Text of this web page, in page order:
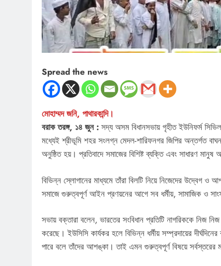
Spread the news
মোহাম্মদ জনি, পাথারকান্দি।
বরাক তরঙ্গ, ১৪ জুন : সদ্য অসম বিধানসভায় গৃহীত ইউনিফর্ম
মধ্যেই শ্রীভূমি শহর সংলগ্ন মেদল-শারিফনগর জিপির অন্তর্গত
অনুষ্ঠিত হয়। প্রতিবাদে সমাজের বিশিষ্ট ব্যক্তি এবং সাধারণ
বিভিন্ন স্লোগানের মাধ্যমে তাঁরা বিলটি নিয়ে নিজেদের উদ্বেগ
সমাজে গুরুত্বপূর্ণ আইন প্রণয়নের আগে সব ধর্মীয়, সামাজিক ও
সভায় বক্তারা বলেন, ভারতের সংবিধান প্রতিটি নাগরিককে নিজ
করেছে। ইউসিসি কার্যকর হলে বিভিন্ন ধর্মীয় সম্প্রদায়ের
পারে বলে তাঁদের আশঙ্কা। তাই এমন গুরুত্বপূর্ণ বিষয়ে সর্বস্তরের